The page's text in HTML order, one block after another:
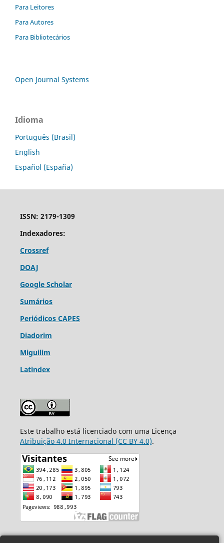
Para Leitores
Para Autores
Para Bibliotecários
Open Journal Systems
Idioma
Português (Brasil)
English
Español (España)
ISSN: 2179-1309
Indexadores:
Crossref
DOAJ
Google Scholar
Sumários
Periódicos CAPES
Diadorim
Miguilim
Latindex
Este trabalho está licenciado com uma Licença
Atribuição 4.0 Internacional (CC BY 4.0).